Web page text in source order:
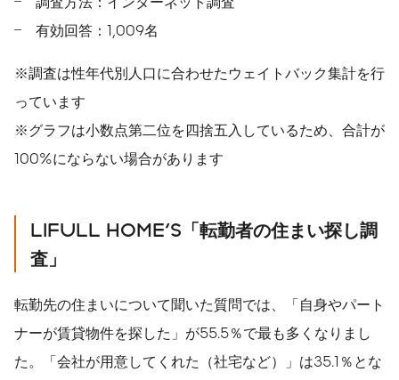
有効回答：1,009名
※調査は性年代別人口に合わせたウェイトバック集計を行
っています
※グラフは小数点第二位を四捨五入しているため、合計が
100%にならない場合があります
LIFULL HOME'S「転勤者の住まい探し調
査」
転勤先の住まいについて聞いた質問では、「自身やパート
ナーが賃貸物件を探した」が55.5％で最も多くなりまし
た。「会社が用意してくれた（社宅など）」は35.1％とな